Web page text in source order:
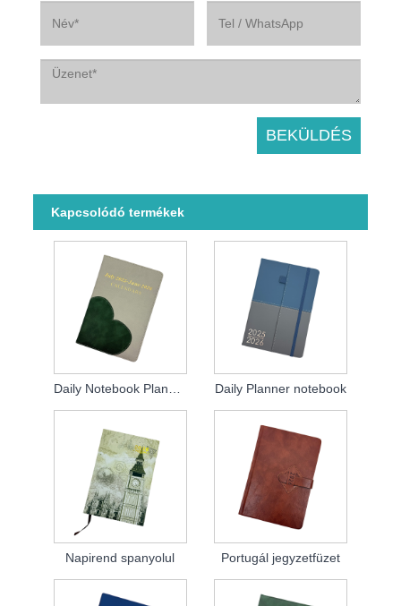
Kapcsolódó termékek
Daily Planner notebook
Napirend spanyolul Portugál jegyzetfüzet